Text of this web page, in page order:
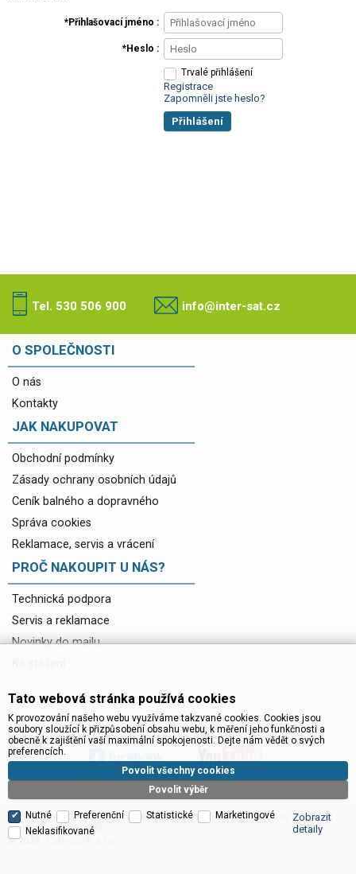
Přihlašovací jméno
Heslo
Trvalé přihlášení
Registrace
Zapomněli jste heslo?
Přihlášení
Tel. 530 506 900 info@inter-sat.cz
O SPOLEČNOSTI
O nás
Kontakty
JAK NAKUPOVAT
Obchodní podmínky
Zásady ochrany osobních údajů
Ceník balného a dopravného
Správa cookies
Reklamace, servis a vrácení
PROČ NAKOUPIT U NÁS?
Technická podpora
Servis a reklamace
Novinky do mailu
Satelitní technika - satelitní přijímače a komplety, set top boxy, dvb-t
technika :: INTER SAT
© 2026
Tato webová stránka používá cookies
K provozování našeho webu využíváme takzvané cookies. Cookies jsou
soubory sloužící k přizpůsobení obsahu webu, k měření jeho funkčnosti a
obecně k zajištění vaší maximální spokojenosti. Dejte nám vědět o svých
preferencích.
Povolit výběr
Povolit všechny cookies
Nutné Preferenční Statistické
Marketingové
Neklasifikované
Zobrazit
detaily